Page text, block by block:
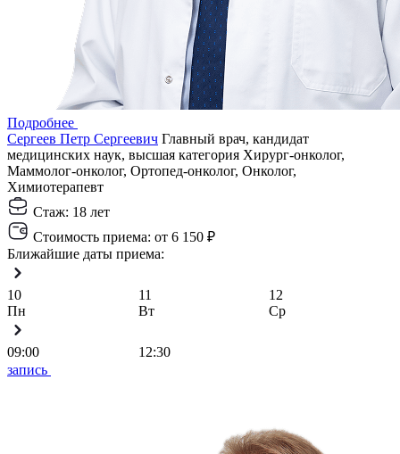
Подробнее
Сергеев Петр Сергеевич Главный врач, кандидат
медицинских наук, высшая категория Хирург-онколог,
Маммолог-онколог, Ортопед-онколог, Онколог,
Химиотерапевт
Стаж: 18 лет
Стоимость приема: от 6 150 ₽
Ближайшие даты приема:
10
Пн
11
Вт
12
Ср
09:00
12:30
запись